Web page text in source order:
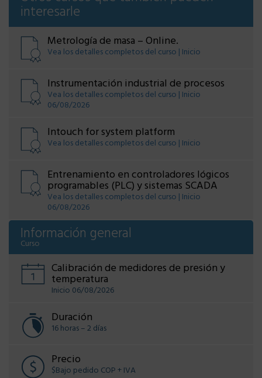
interesarle
Metrología de masa – Online.
Vea los detalles completos del curso | Inicio
Instrumentación industrial de procesos
Vea los detalles completos del curso | Inicio
06/08/2026
Intouch for system platform
Vea los detalles completos del curso | Inicio
Entrenamiento en controladores lógicos
programables (PLC) y sistemas SCADA
Vea los detalles completos del curso | Inicio
06/08/2026
Información general
Curso
Calibración de medidores de presión y
temperatura
Inicio 06/08/2026
Duración
16 horas – 2 días
Precio
$Bajo pedido COP + IVA